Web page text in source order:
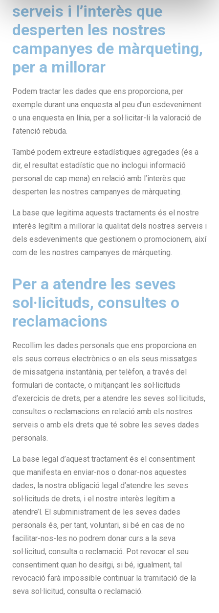
serveis i l’interès que
desperten les nostres
campanyes de màrqueting,
per a millorar
Podem tractar les dades que ens proporciona, per
exemple durant una enquesta al peu d’un esdeveniment
o una enquesta en línia, per a sol·licitar-li la valoració de
l’atenció rebuda.
També podem extreure estadístiques agregades (és a
dir, el resultat estadístic que no inclogui informació
personal de cap mena) en relació amb l’interès que
desperten les nostres campanyes de màrqueting.
La base que legitima aquests tractaments és el nostre
interès legítim a millorar la qualitat dels nostres serveis i
dels esdeveniments que gestionem o promocionem, així
com de les nostres campanyes de màrqueting.
Per a atendre les seves
sol·licituds, consultes o
reclamacions
Recollim les dades personals que ens proporciona en
els seus correus electrònics o en els seus missatges
de missatgeria instantània, per telèfon, a través del
formulari de contacte, o mitjançant les sol·licituds
d’exercicis de drets, per a atendre les seves sol·licituds,
consultes o reclamacions en relació amb els nostres
serveis o amb els drets que té sobre les seves dades
personals.
La base legal d’aquest tractament és el consentiment
que manifesta en enviar-nos o donar-nos aquestes
dades, la nostra obligació legal d’atendre les seves
sol·licituds de drets, i el nostre interès legítim a
atendre’l. El subministrament de les seves dades
personals és, per tant, voluntari, si bé en cas de no
facilitar-nos-les no podrem donar curs a la seva
sol·licitud, consulta o reclamació. Pot revocar el seu
consentiment quan ho desitgi, si bé, igualment, tal
revocació farà impossible continuar la tramitació de la
seva sol·licitud, consulta o reclamació.